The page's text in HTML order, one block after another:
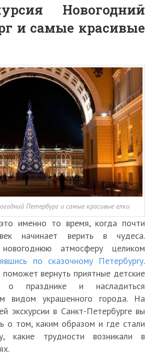
Новогодний
и самые красивые
Петербург и самые красивые елки
именно то время, когда почти
начинает верить в чудеса.
атмосферу целиком
по сказочному Петербургу.
поможет вернуть приятные детские
о празднике и насладиться
видом украшенного города. На
экскурсии в Санкт-Петербурге вы
о том, каким образом и где стали
какие трудности возникали в